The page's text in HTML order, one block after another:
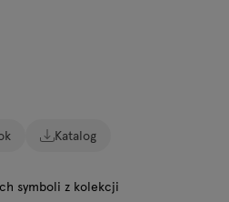
Katalog
symboli z kolekcji